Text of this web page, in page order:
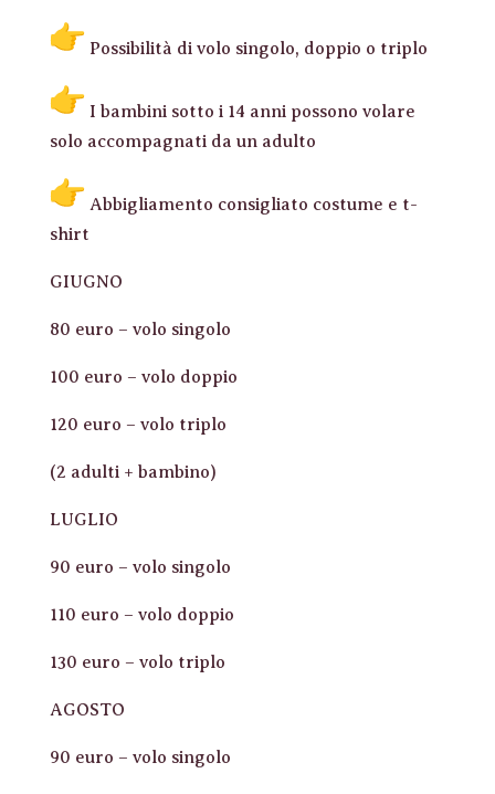
Possibilità di volo singolo, doppio o triplo
I bambini sotto i 14 anni possono volare
solo accompagnati da un adulto
Abbigliamento consigliato costume e t-
shirt
GIUGNO
80 euro – volo singolo
100 euro – volo doppio
120 euro – volo triplo
(2 adulti + bambino)
LUGLIO
90 euro – volo singolo
110 euro – volo doppio
130 euro – volo triplo
AGOSTO
90 euro – volo singolo